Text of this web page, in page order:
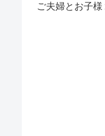
ご夫婦とお子